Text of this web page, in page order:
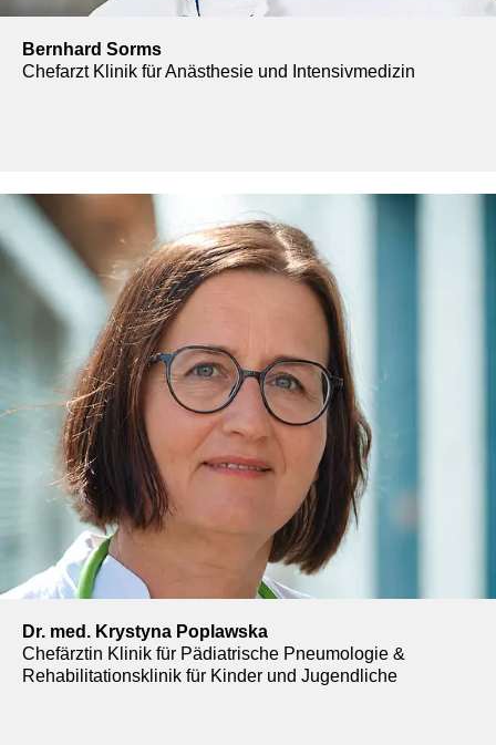
Bernhard Sorms
Chefarzt Klinik für Anästhesie und Intensivmedizin
Dr. med. Krystyna Poplawska
Chefärztin Klinik für Pädiatrische Pneumologie &
Rehabilitationsklinik für Kinder und Jugendliche